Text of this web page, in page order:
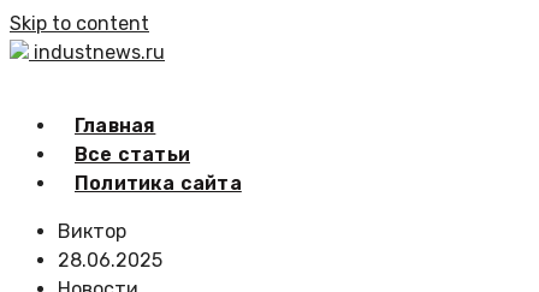
Skip to content
industnews.ru
Главная
Все статьи
Политика сайта
Виктор
28.06.2025